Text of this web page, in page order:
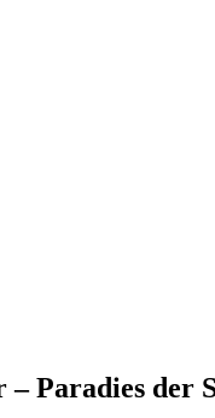
– Paradies der